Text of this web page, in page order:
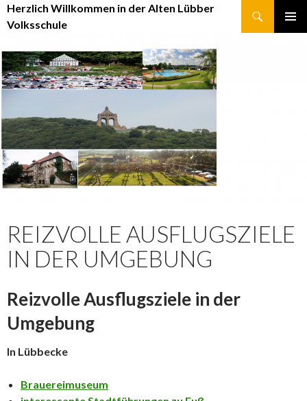
Herzlich Willkommen in der Alten Lübber
Volksschule
Suchen
SPRINGE
INHALT
REIZVOLLE AUSFLUGSZIELE
IN DER UMGEBUNG
Reizvolle Ausflugsziele in der
Umgebung
In Lübbecke
Brauereimuseum